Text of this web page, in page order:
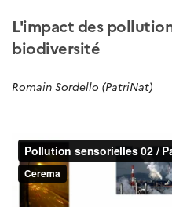
L'impact des
biodiversité
Romain Sordello (PatriNat)